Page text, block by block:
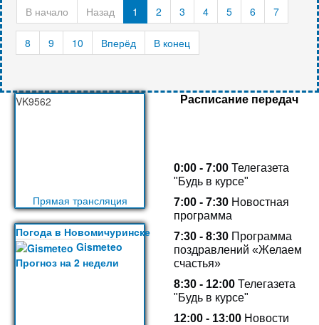
В начало Назад 1 2 3 4 5 6 7
8 9 10 Вперёд В конец
VK9562
Прямая трансляция
Погода в Новомичуринске
Gismeteo
Прогноз на 2 недели
Расписание передач
0:00 - 7:00 Телегазета
"Будь в курсе"
7:00 - 7:30 Новостная
программа
7:30 - 8:30 Программа
поздравлений «Желаем
счастья»
8:30 - 12:00 Телегазета
"Будь в курсе"
12:00 - 13:00 Новости